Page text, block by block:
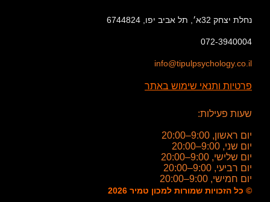
נחלת יצחק 32א׳, תל אביב יפו, 6744824
072-3940004
info@tipulpsychology.co.il
פרטיות ותנאי שימוש באתר
שעות פעילות:
יום ראשון, 9:00–20:00
יום שני, 9:00–20:00
יום שלישי, 9:00–20:00
יום רביעי, 9:00–20:00
יום חמישי, 9:00–20:00
© כל הזכויות שמורות למכון טמיר 2026